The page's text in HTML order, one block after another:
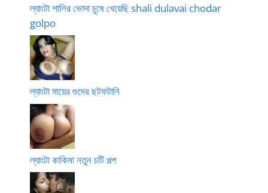
ল্যাংটা শালির ভোদা চুষে খেয়েছি shali dulavai chodar
golpo
ল্যাংটা মায়ের গুদের ছটফটানি
ল্যাংটা কাকিমা নতুন চটি গল্প